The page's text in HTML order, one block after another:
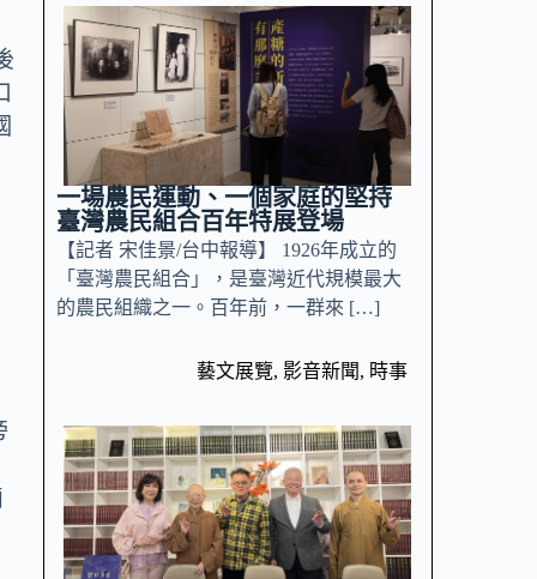
一場農民運動、一個家庭的堅持
臺灣農民組合百年特展登場
【記者 宋佳景/台中報導】 1926年成立的
「臺灣農民組合」，是臺灣近代規模最大
的農民組織之一。百年前，一群來 […]
藝文展覽, 影音新聞, 時事